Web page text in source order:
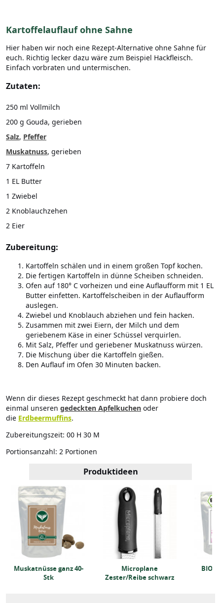
Kartoffelauflauf ohne Sahne
Hier haben wir noch eine Rezept-Alternative ohne Sahne für
euch. Richtig lecker dazu wäre zum Beispiel Hackfleisch.
Einfach vorbraten und untermischen.
Zutaten:
250 ml Vollmilch
200 g Gouda, gerieben
Salz, Pfeffer
Muskatnuss, gerieben
7 Kartoffeln
1 EL Butter
1 Zwiebel
2 Knoblauchzehen
2 Eier
Zubereitung:
Kartoffeln schälen und in einem großen Topf kochen.
Die fertigen Kartoffeln in dünne Scheiben schneiden.
Ofen auf 180° C vorheizen und eine Auflaufform mit 1 EL
Butter einfetten. Kartoffelscheiben in der Auflaufform
auslegen.
Zwiebel und Knoblauch abziehen und fein hacken.
Zusammen mit zwei Eiern, der Milch und dem
geriebenem Käse in einer Schüssel verquirlen.
Mit Salz, Pfeffer und geriebener Muskatnuss würzen.
Die Mischung über die Kartoffeln gießen.
Den Auflauf im Ofen 30 Minuten backen.
Wenn dir dieses Rezept geschmeckt hat dann probiere doch
einmal unseren gedeckten Apfelkuchen oder
die Erdbeermuffins.
Zubereitungszeit: 00 H 30 M
Portionsanzahl: 2 Portionen
Produktideen
Muskatnüsse ganz 40-
Stk
Microplane
Zester/Reibe schwarz
BIO-